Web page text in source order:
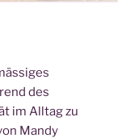
des
im Alltag zu
Mandy